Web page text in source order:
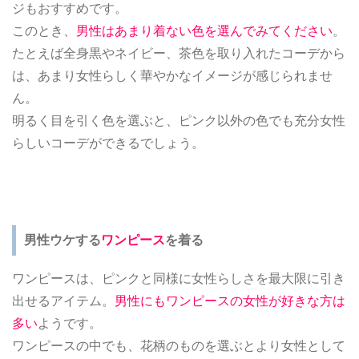
ジもおすすめです。
このとき、 男性はあまり着ない色を選んでみてください。
たとえば全身黒やネイビー、茶色を取り入れたコーデから
は、あまり女性らしく華やかなイメージが感じられませ
ん。
明るく目を引く色を選ぶと、ピンク以外の色でも充分女性
らしいコーデができるでしょう。
男性ウケするワンピースを着る
ワンピースは、ピンクと同様に女性らしさを最大限に引き
出せるアイテム。 男性にもワンピースの女性が好きな方は
多いようです。
ワンピースの中でも、花柄のものを選ぶとより女性として